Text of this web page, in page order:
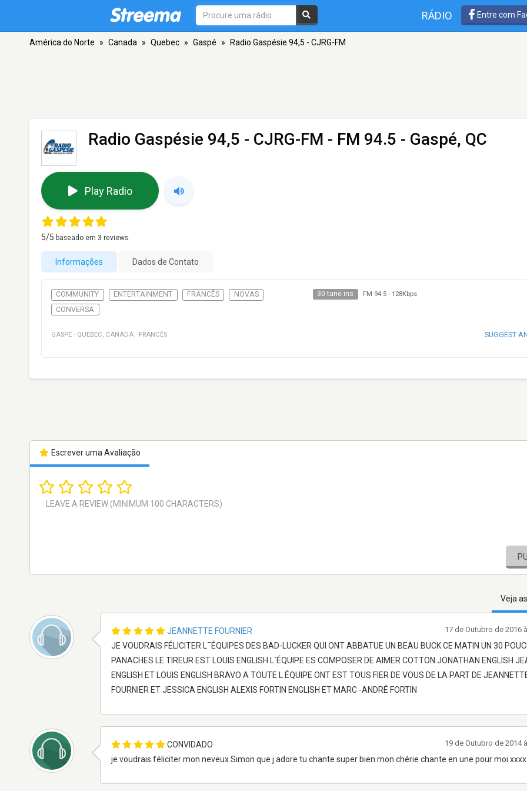
RÁDIO Entre com
América do Norte » Canada » Quebec » Gaspé » Radio Gaspésie 94,5 - CJRG-FM
Radio Gaspésie 94,5 - CJRG-FM - FM 94.5 - Gaspé, QC
Play Radio
5/5 baseado em 3 reviews.
Informações Dados de Contato
COMMUNITY ENTERTAINMENT FRANCÊS
NOVAS
CONVERSA
30 tune ins FM 94.5- 128Kbps
GASPÉ · QUEBEC, CANADA · FRANCÊS SUGGEST
Escrever uma Avaliação
Veja
JEANNETTE FOURNIER
JE VOUDRAIS FÉLICITER L¯ÉQUIPES DES BAD-LUCKER QUI ONT ABBATUE UN BEAU BUCK CE MATIN UN 30
PANACHES LE TIREUR EST LOUIS ENGLISH L­`ÉQUIPE ES COMPOSER DE AIMER COTTON JONATHAN ENGLISH
ENGLISH ET LOUIS ENGLISH BRAVO A TOUTE L ÉQUIPE ONT EST TOUS FIER DE VOUS DE LA PART DE
FOURNIER ET JESSICA ENGLISH ALEXIS FORTIN ENGLISH ET MARC -ANDRÉ FORTIN
17 de Outubro de 2016
CONVIDADO
je voudrais féliciter mon neveux Simon que j adore tu chante super bien mon chérie chante en une pour moi xxxx
19 de Outubro de 2014